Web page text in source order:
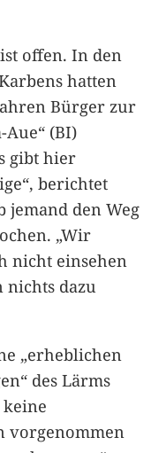
offen. In den
hatten
Bürger zur
(BI)
gibt hier
berichtet
jemand den Weg
„Wir
nicht einsehen
nichts dazu
„erheblichen
des Lärms
vorgenommen